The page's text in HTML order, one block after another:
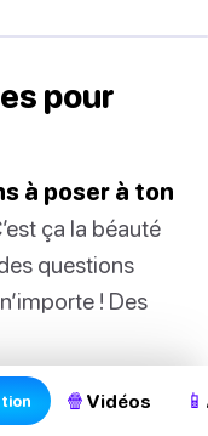
pour
à poser à ton
ça la béauté
questions
! Des
ajoutent un
🍿 Vidéos 📱